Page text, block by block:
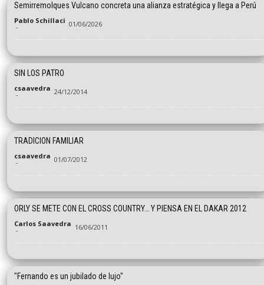
Semirremolques Vulcano concreta una alianza estratégica y llega a Perú
Pablo Schillaci
- 01/06/2026
SIN LOS PATRO
csaavedra
- 24/12/2014
TRADICION FAMILIAR
csaavedra
- 01/07/2012
ORLY SE METE CON EL CROSS COUNTRY… Y PIENSA EN EL DAKAR 2012
Carlos Saavedra
- 16/06/2011
"Fernando es un jubilado de lujo"